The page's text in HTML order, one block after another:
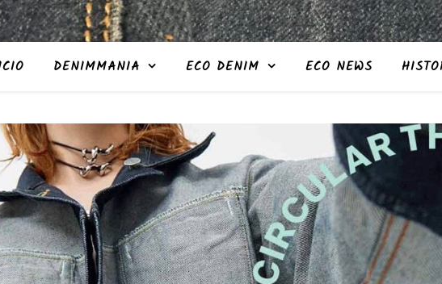
DENIMMANIA ECO DENIM ECO NEWS